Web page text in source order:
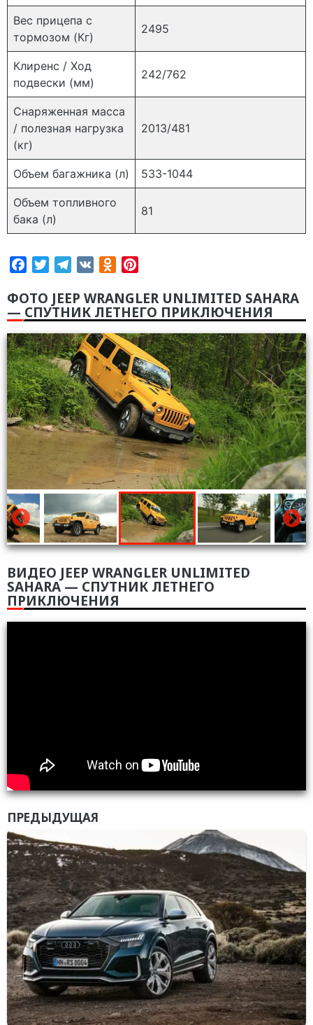
Вес прицепа с
тормозом (Кг)
2495
Клиренс / Ход
подвески (мм)
242/762
Снаряженная масса
/ полезная нагрузка
(кг)
2013/481
Объем багажника (л) 533-1044
Объем топливного
бака (л)
81
FacebookTwitterTelegram
VK Odnoklassniki
ФОТО JEEP WRANGLER UNLIMITED SAHARA
— СПУТНИК ЛЕТНЕГО ПРИКЛЮЧЕНИЯ
ВИДЕО JEEP WRANGLER UNLIMITED
SAHARA — СПУТНИК ЛЕТНЕГО
ПРИКЛЮЧЕНИЯ
ПРЕДЫДУЩАЯ